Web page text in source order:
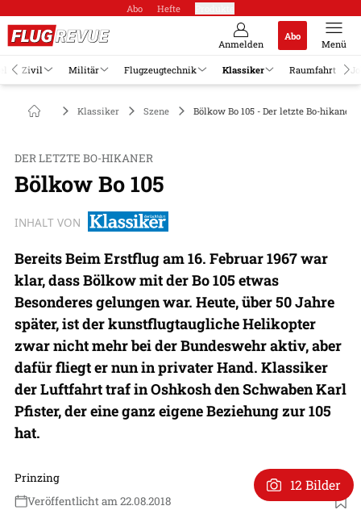
Abo Hefte
Anmelden
Abo
Menü
Zivil Militär Flugzeugtechnik Klassiker Raumfahrt
Klassiker Szene Bölkow Bo 105 - Der letzte Bo-hikaner
DER LETZTE BO-HIKANER
Bölkow Bo 105
INHALT VON
Bereits Beim Erstflug am 16. Februar 1967 war
klar, dass Bölkow mit der Bo 105 etwas
Besonderes gelungen war. Heute, über 50 Jahre
später, ist der kunstflugtaugliche Helikopter
zwar nicht mehr bei der Bundeswehr aktiv, aber
dafür fliegt er nun in privater Hand. Klassiker
der Luftfahrt traf in Oshkosh den Schwaben Karl
Pfister, der eine ganz eigene Beziehung zur 105
hat.
Prinzing
Veröffentlicht am 22.08.2018
12 Bilder